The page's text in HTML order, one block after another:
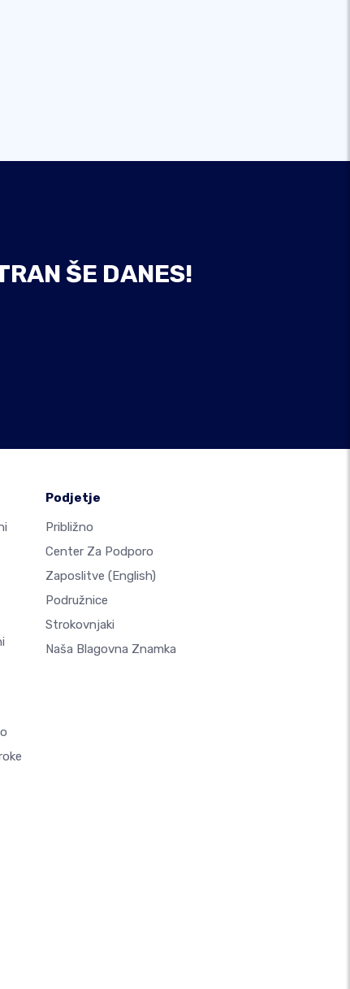
ŠE DANES!
Podjetje
Približno
Center Za Podporo
Zaposlitve (English)
Podružnice
Strokovnjaki
Naša Blagovna Znamka